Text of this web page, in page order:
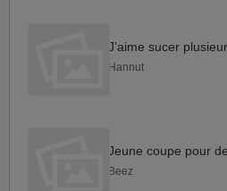
Hannut
Beez